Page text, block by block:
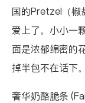
国的Pretzel（椒
爱上了。小小一
面是浓郁绵密的
掉半包不在话下。
奢华奶酪脆条